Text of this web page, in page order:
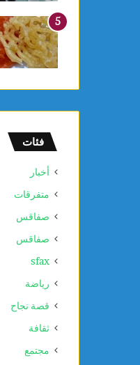
فئات
أخبار
متفرقات
صفاقس
صفاقس
sfax
رياضة
قصة نجاح
ثقافة
مجتمع